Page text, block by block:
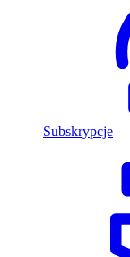
Subskrypcje